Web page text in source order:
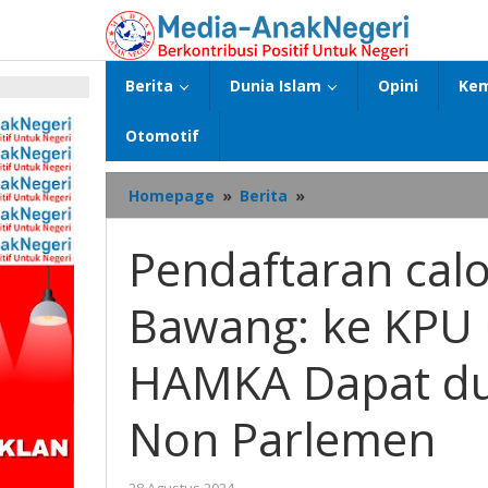
konten
Berita Dunia Islam Opini
Otomotif
Homepage » Berita »
calon
Tulang
Bawang:
ke
KPU
dan
HAMKA
Dapat
dukungan
Pendaftaran
Bawang: ke
HAMKA Dapat
Non Parlemen